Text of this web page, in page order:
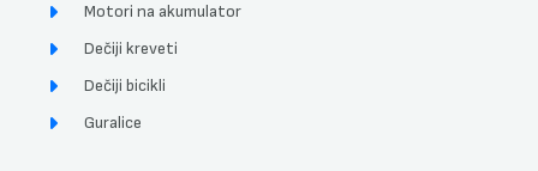
Motori na akumulator
Dečiji kreveti
Dečiji bicikli
Guralice